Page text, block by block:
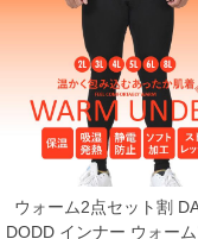
ウォーム2点セット割
DODD インナー ウォー